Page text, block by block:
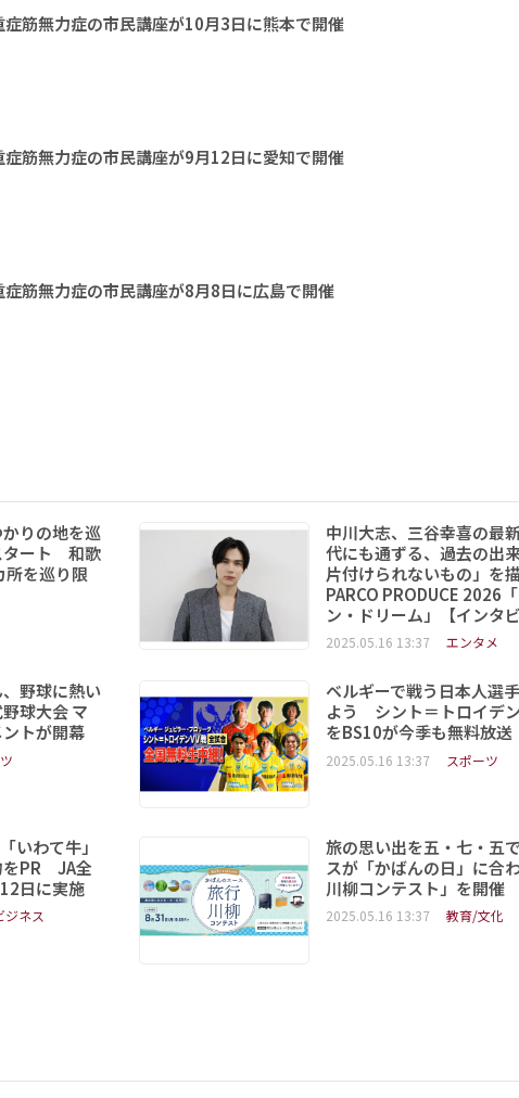
筋無力症の市民講座が10月3日に熊本で開催
筋無力症の市民講座が9月12日に愛知で開催
筋無力症の市民講座が8月8日に広島で開催
りの地を巡
タート 和歌
所を巡り限
中川大志、三谷幸喜の最
代にも通ずる、過去の出
片付けられないもの」を
PARCO PRODUCE 2026
ン・ドリーム」【インタビ
2025.05.16 13:37 エンタメ
野球に熱い
球大会 マ
トが開幕
ベルギーで戦う日本人選
よう シント＝トロイデ
をBS10が今季も無料放送
2025.05.16 13:37 スポーツ
いわて牛」
をPR JA全
日に実施
ジネス
旅の思い出を五・七・五
スが「かばんの日」に合
川柳コンテスト」を開催
2025.05.16 13:37 教育/文化